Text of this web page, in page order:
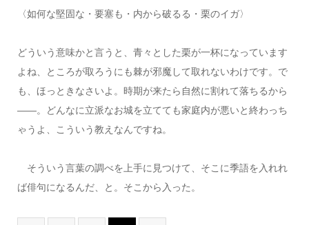
〈如何な堅固な・要塞も・内から破るる・栗のイガ〉
どういう意味かと言うと、青々とした栗が一杯になっています
よね、ところが取ろうにも棘が邪魔して取れないわけです。で
も、ほっときなさいよ。時期が来たら自然に割れて落ちるから
――。どんなに立派なお城を立てても家庭内が悪いと終わっち
ゃうよ、こういう教えなんですね。
そういう言葉の調べを上手に見つけて、そこに季語を入れれ
ば俳句になるんだ、と。そこから入った。